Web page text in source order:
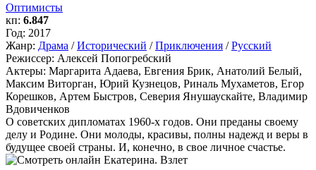
Оптимисты
кп: 6.847
Год: 2017
Жанр: Драма /Исторический /Приключения /Русский
Режиссер: Алексей Попогребский
Актеры: Маргарита Адаева, Евгения Брик, Анатолий Белый,
Максим Виторган, Юрий Кузнецов, Риналь Мухаметов, Егор
Корешков, Артем Быстров, Северия Янушаускайте, Владимир
Вдовиченков
О советских дипломатах 1960-х годов. Они преданы своему
делу и Родине. Они молоды, красивы, полны надежд и веры в
будущее своей страны. И, конечно, в свое личное счастье.